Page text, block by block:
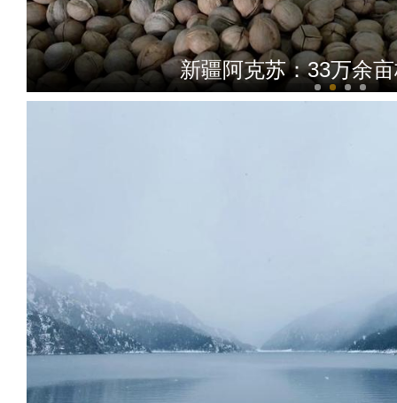
新疆阿克苏：33万余